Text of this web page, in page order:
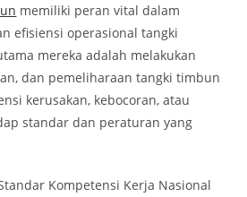
memiliki peran vital dalam
efisiensi operasional tangki
mereka adalah melakukan
dan pemeliharaan tangki timbun
kerusakan, kebocoran, atau
standar dan peraturan yang
Kompetensi Kerja Nasional